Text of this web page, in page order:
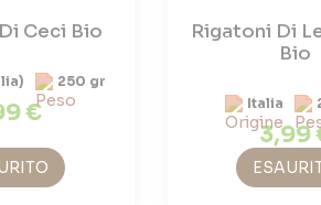
Ceci Bio
250 gr
€
Rigatoni Di
Bio
Italia
3,99